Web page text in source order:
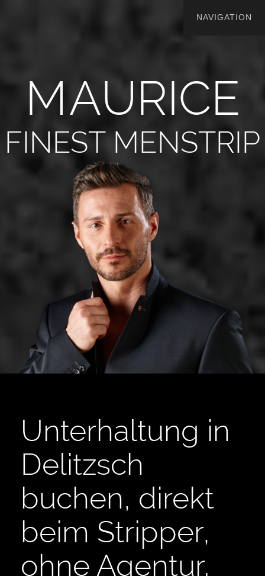
MAURICE
FINEST MENSTRIP
Unterhaltung in
Delitzsch
buchen, direkt
beim Stripper,
ohne Agentur.